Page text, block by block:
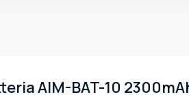
AIM-BAT-10